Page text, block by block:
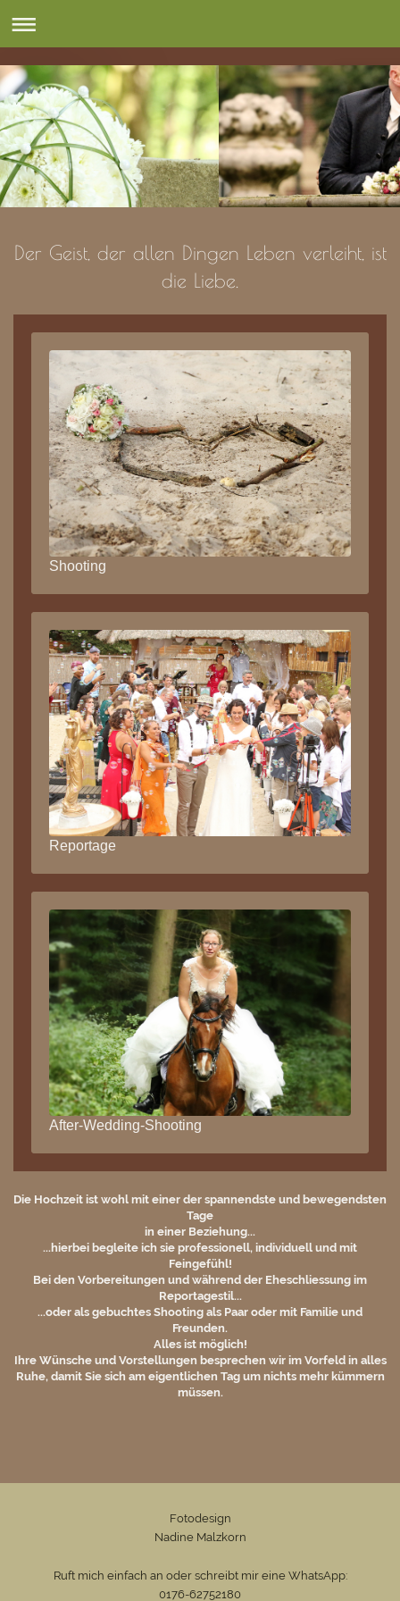
Der Geist, der allen Dingen Leben verleiht, ist
die Liebe.
Shooting
Reportage
After-Wedding-Shooting
Die Hochzeit ist wohl mit einer der spannendste und bewegendsten
Tage
in einer Beziehung...
...hierbei begleite ich sie professionell, individuell und mit
Feingefühl!
Bei den Vorbereitungen und während der Eheschliessung im
Reportagestil...
...oder als gebuchtes Shooting als Paar oder mit Familie und
Freunden.
Alles ist möglich!
Ihre Wünsche und Vorstellungen besprechen wir im Vorfeld in alles
Ruhe, damit Sie sich am eigentlichen Tag um nichts mehr kümmern
müssen.
Fotodesign
Nadine Malzkorn
Ruft mich einfach an oder schreibt mir eine WhatsApp:
0176-62752180